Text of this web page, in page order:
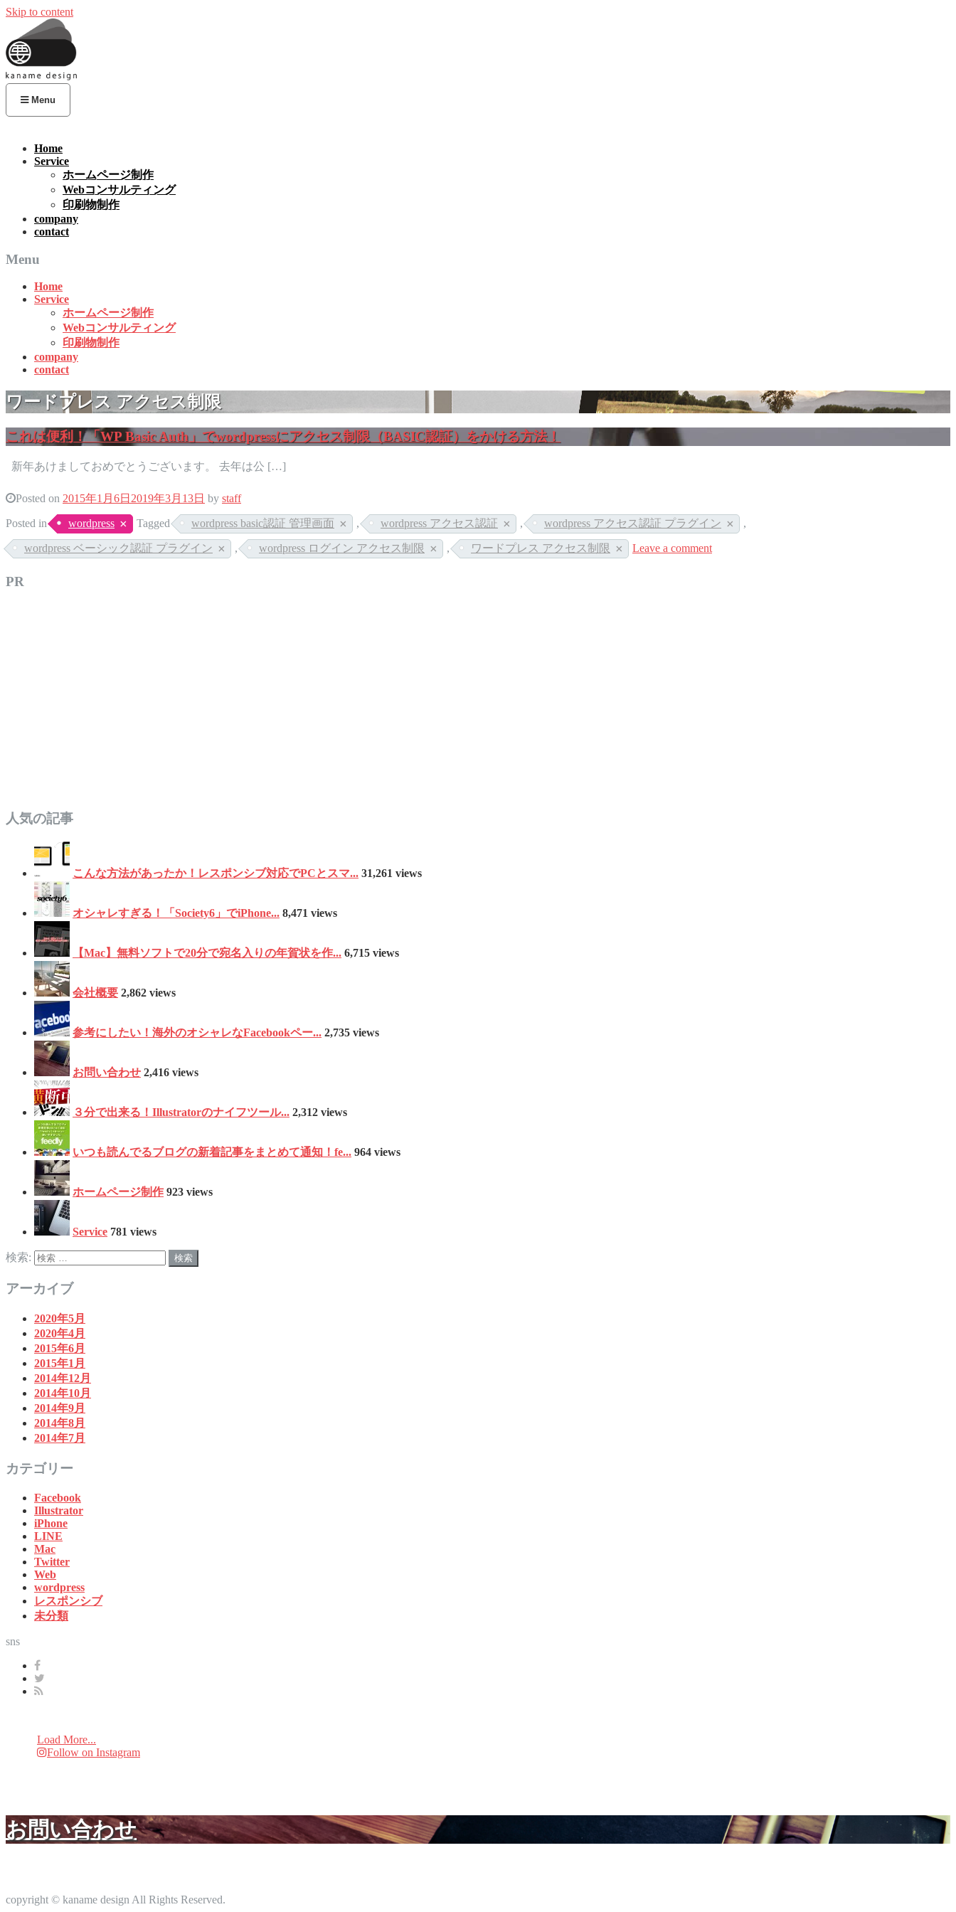
Skip to content
Menu
Home
Service
ホームページ制作
Webコンサルティング
印刷物制作
company
contact
Menu
Home
Service
ホームページ制作
Webコンサルティング
印刷物制作
company
contact
ワードプレス アクセス制限
これは便利！「WP Basic Auth」でwordpressにアクセス制限（BASIC認証）をかける方法！
新年あけましておめでとうございます。 去年は公 […]
Posted on 2015年1月6日 2019年3月13日 by staff
Posted in wordpress Tagged wordpress basic認証 管理画面 , wordpress アクセス認証 , wordpress アクセス認証 プラグイン ,
wordpress ベーシック認証 プラグイン , wordpress ログイン アクセス制限 , ワードプレス アクセス制限 Leave a comment
PR
人気の記事
こんな方法があったか！レスポンシブ対応でPCとスマ... 31,261 views
オシャレすぎる！「Society6」でiPhone... 8,471 views
【Mac】無料ソフトで20分で宛名入りの年賀状を作... 6,715 views
会社概要 2,862 views
参考にしたい！海外のオシャレなFacebookペー... 2,735 views
お問い合わせ 2,416 views
３分で出来る！Illustratorのナイフツール... 2,312 views
いつも読んでるブログの新着記事をまとめて通知！fe... 964 views
ホームページ制作 923 views
Service 781 views
検索:
アーカイブ
2020年5月
2020年4月
2015年6月
2015年1月
2014年12月
2014年10月
2014年9月
2014年8月
2014年7月
カテゴリー
Facebook
Illustrator
iPhone
LINE
Mac
Twitter
Web
wordpress
レスポンシブ
未分類
sns
Load More...
Follow on Instagram
お問い合わせ
copyright © kaname design All Rights Reserved.